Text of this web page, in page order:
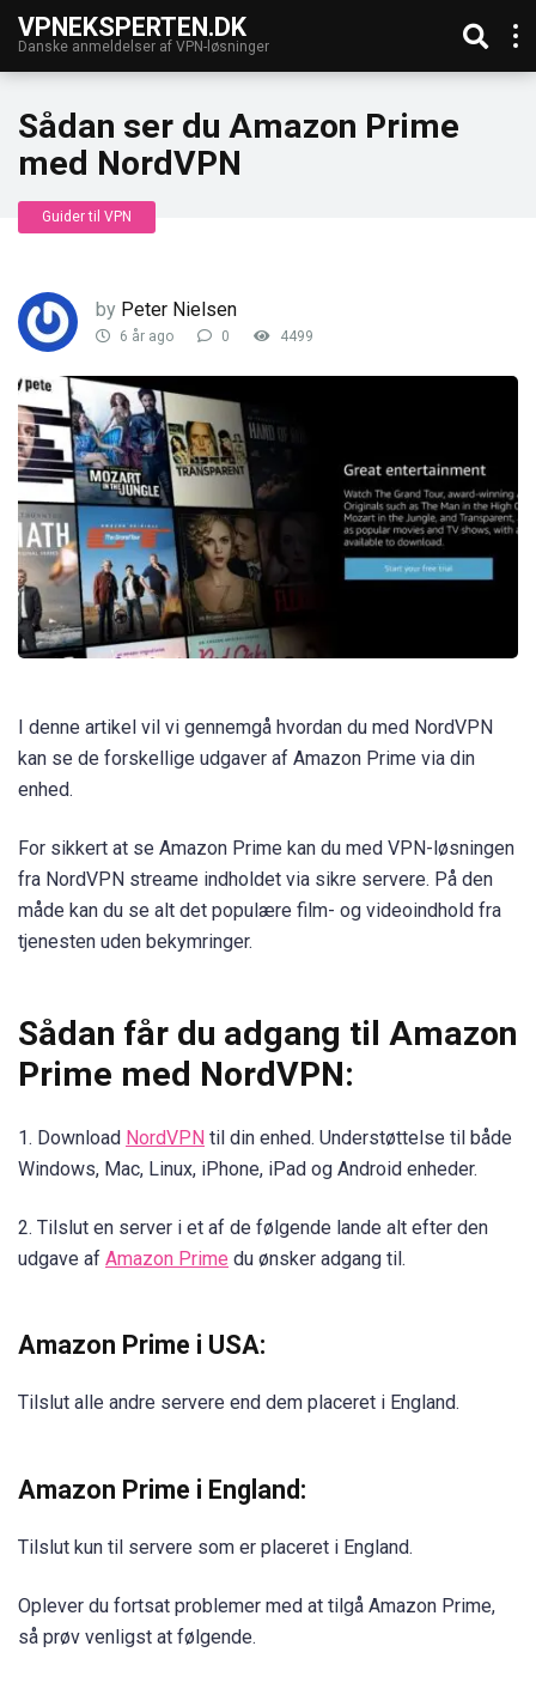
VPNEKSPERTEN.DK
Danske anmeldelser af VPN-løsninger
Sådan ser du Amazon Prime
med NordVPN
Guider til VPN
by Peter Nielsen
6 år ago 0 4499
I denne artikel vil vi gennemgå hvordan du med NordVPN
kan se de forskellige udgaver af Amazon Prime via din
enhed.
For sikkert at se Amazon Prime kan du med VPN-løsningen
fra NordVPN streame indholdet via sikre servere. På den
måde kan du se alt det populære film- og videoindhold fra
tjenesten uden bekymringer.
Sådan får du adgang til Amazon
Prime med NordVPN:
1. Download NordVPN til din enhed. Understøttelse til både
Windows, Mac, Linux, iPhone, iPad og Android enheder.
2. Tilslut en server i et af de følgende lande alt efter den
udgave af Amazon Prime du ønsker adgang til.
Amazon Prime i USA:
Tilslut alle andre servere end dem placeret i England.
Amazon Prime i England:
Tilslut kun til servere som er placeret i England.
Oplever du fortsat problemer med at tilgå Amazon Prime,
så prøv venligst at følgende.